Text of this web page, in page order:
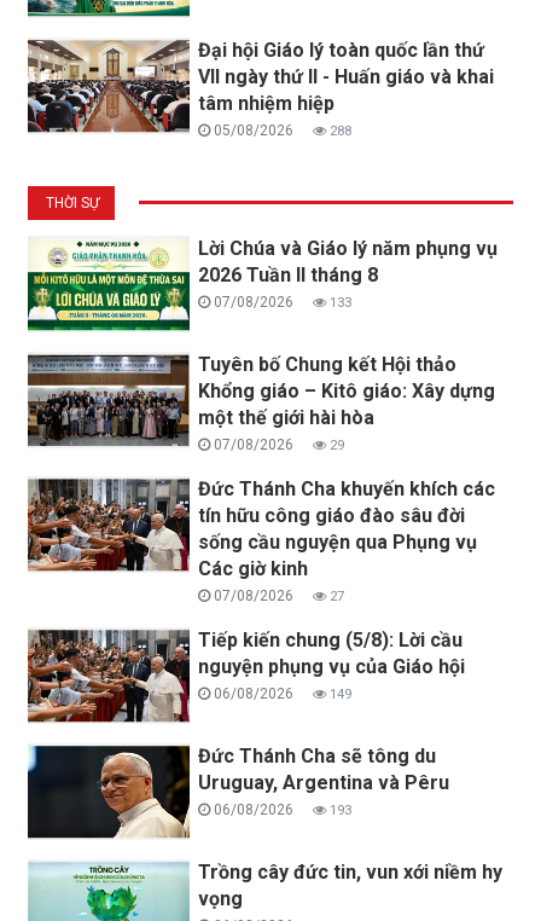
Đại hội Giáo lý toàn quốc lần thứ
VII ngày thứ II - Huấn giáo và khai
tâm nhiệm hiệp
05/08/2026 288
THỜI SỰ
Lời Chúa và Giáo lý năm phụng vụ
2026 Tuần II tháng 8
07/08/2026 133
Tuyên bố Chung kết Hội thảo
Khổng giáo – Kitô giáo: Xây dựng
một thế giới hài hòa
07/08/2026 29
Đức Thánh Cha khuyến khích các
tín hữu công giáo đào sâu đời
sống cầu nguyện qua Phụng vụ
Các giờ kinh
07/08/2026 27
Tiếp kiến chung (5/8): Lời cầu
nguyện phụng vụ của Giáo hội
06/08/2026 149
Đức Thánh Cha sẽ tông du
Uruguay, Argentina và Pêru
06/08/2026 193
Trồng cây đức tin, vun xới niềm hy
vọng